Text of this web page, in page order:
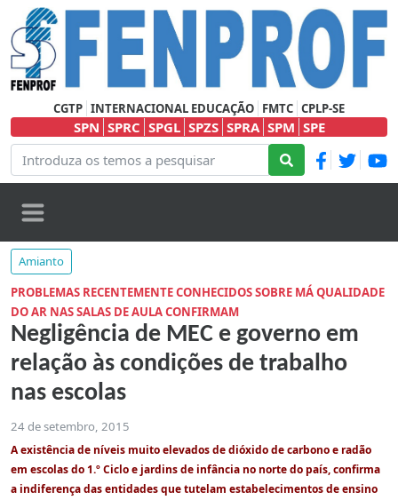
CGTP INTERNACIONAL EDUCAÇÃO FMTC CPLP-SE
SPN SPRC SPGL SPZS SPRA SPM SPE
Amianto
PROBLEMAS RECENTEMENTE CONHECIDOS SOBRE MÁ QUALIDADE
DO AR NAS SALAS DE AULA CONFIRMAM
Negligência de MEC e governo em
relação às condições de trabalho
nas escolas
24 de setembro, 2015
A existência de níveis muito elevados de dióxido de carbono e radão
em escolas do 1.º Ciclo e jardins de infância no norte do país, confirma
a indiferença das entidades que tutelam estabelecimentos de ensino